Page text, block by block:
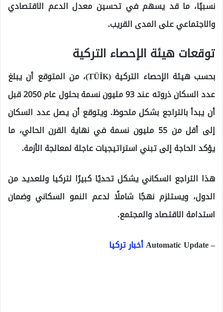
نسبيًا، ما قد يسهم في تحسين معدل الدعم الاقتصادي
والاجتماعي على المدى القريب.
توقعات هيئة الإحصاء التركية
بحسب هيئة الإحصاء التركية (TÜİK)، من المتوقع أن يبلغ
عدد السكان ذروته عند 93 مليون نسمة بحلول عام 2050 قبل
أن يبدأ بالتراجع بشكل ملحوظ. ويتوقع أن يصل عدد السكان
إلى أقل من 55 مليون نسمة في نهاية القرن الحالي، ما
يؤكد الحاجة إلى تبني استراتيجيات عاجلة لمعالجة الأزمة.
هذا التراجع السكاني يشكل تحديًا كبيرًا لتركيا وللعديد من
الدول، ويستلزم نهجًا شاملًا لدعم النمو السكاني وضمان
استدامة الاقتصاد والمجتمع.
– Automatic Update
أخبار تركيا